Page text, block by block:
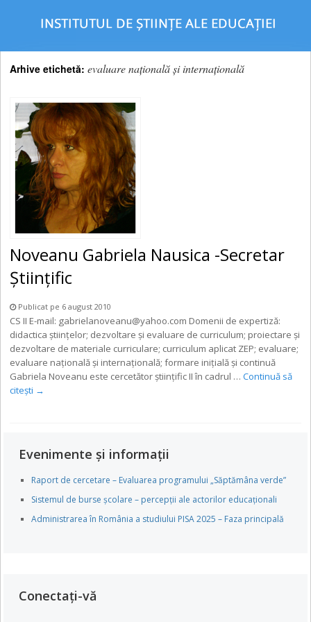
Arhive etichetă:evaluare națională și internațională
Noveanu Gabriela Nausica -Secretar
Științific
Publicat pe 6 august 2010
CS II E-mail: gabrielanoveanu@yahoo.com Domenii de expertiză:
didactica științelor; dezvoltare și evaluare de curriculum; proiectare și
dezvoltare de materiale curriculare; curriculum aplicat ZEP; evaluare;
evaluare națională și internațională; formare inițială și continuă
Gabriela Noveanu este cercetător ştiinţific II în cadrul …Continuă să
citești →
Evenimente și informații
Raport de cercetare – Evaluarea programului „Săptămâna verde”
Sistemul de burse școlare – percepții ale actorilor educaționali
Administrarea în România a studiului PISA 2025 – Faza principală
Conectați-vă